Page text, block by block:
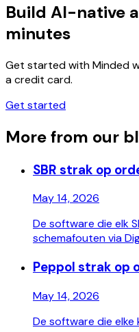
Build AI-native
minutes
Get started with Minded
a credit card.
Get started
More from our
SBR strak op
May 14, 2026
De software die elk
schemafouten via
Peppol strak op
May 14, 2026
De software die